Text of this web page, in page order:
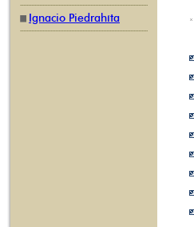
Ignacio Piedrahíta